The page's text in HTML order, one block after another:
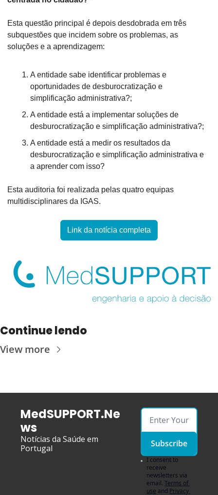
Esta questão principal é depois desdobrada em três
subquestões que incidem sobre os problemas, as
soluções e a aprendizagem:
A entidade sabe identificar problemas e
oportunidades de desburocratização e
simplificação administrativa?;
A entidade está a implementar soluções de
desburocratização e simplificação administrativa?;
A entidade está a medir os resultados da
desburocratização e simplificação administrativa e
a aprender com isso?
Esta auditoria foi realizada pelas quatro equipas
multidisciplinares da IGAS.
Link da notícia completa
Continue lendo
View more
MedSUPPORT.Ne
ws
Notícias da Saúde em
Portugal
Subscribe
I consent to
receive
newsletters via
email. Terms of
use and Privacy